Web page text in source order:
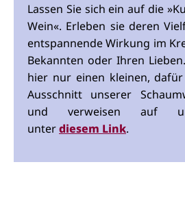
Lassen Sie sich ein auf die
Wein«. Erleben sie deren
entspannende Wirkung im
Bekannten oder Ihren
hier nur einen kleinen,
Ausschnitt unserer
und verweisen auf
unterdiesem Link.